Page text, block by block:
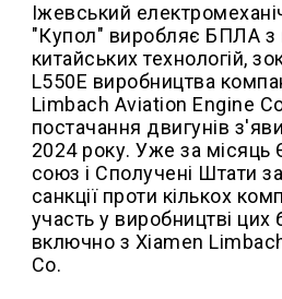
Іжевський
"Купол" виробляє БПЛА з
китайських технологій,
L550E виробництва
Limbach Aviation Engine
постачання двигунів
2024 року. Уже за місяць
союз і Сполучені Штати
санкції проти кількох
участь у виробництві цих
включно з Xiamen
Co.